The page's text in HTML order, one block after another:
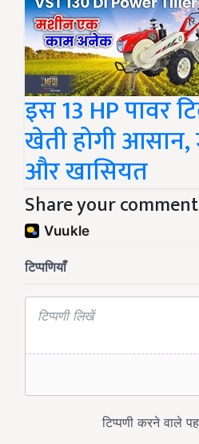
इस 13 HP पावर
खेती होगी आसान,
और खासियत
Share your